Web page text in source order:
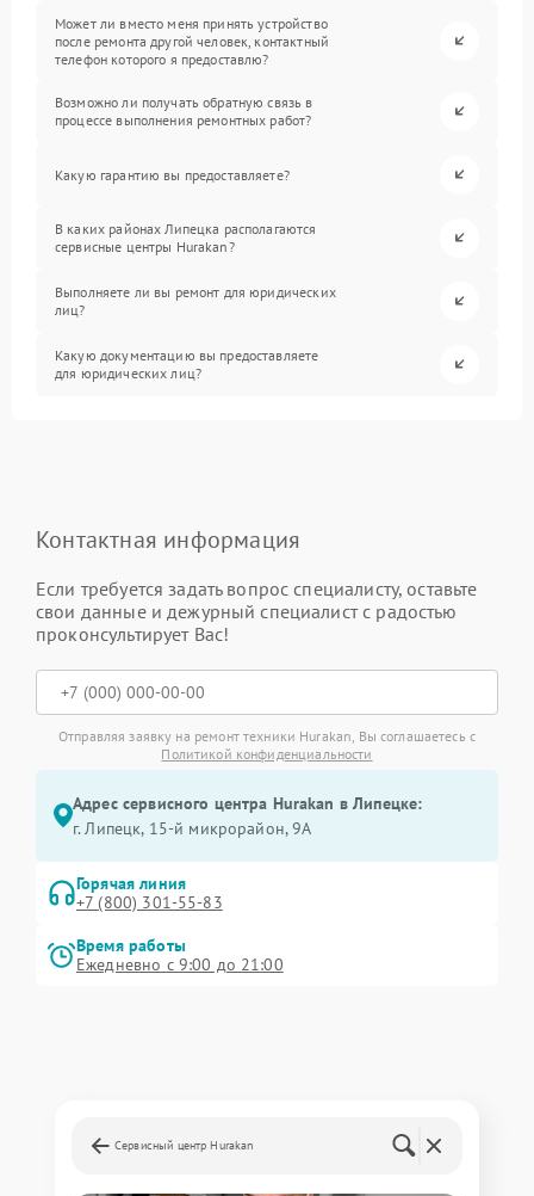
Может ли вместо меня принять устройство
после ремонта другой человек, контактный
телефон которого я предоставлю?
Возможно ли получать обратную связь в
процессе выполнения ремонтных работ?
Какую гарантию вы предоставляете?
В каких районах Липецка располагаются
сервисные центры Hurakan?
Выполняете ли вы ремонт для юридических
лиц?
Какую документацию вы предоставляете
для юридических лиц?
Контактная информация
Если требуется задать вопрос специалисту, оставьте
свои данные и дежурный специалист с радостью
проконсультирует Вас!
Отправляя заявку на ремонт техники Hurakan, Вы соглашаетесь с
Политикой конфиденциальности
Адрес сервисного центра Hurakan в Липецке:
г. Липецк, 15-й микрорайон, 9А
Горячая линия
+7 (800) 301-55-83
Время работы
Ежедневно с 9:00 до 21:00
Сервисный центр Hurakan